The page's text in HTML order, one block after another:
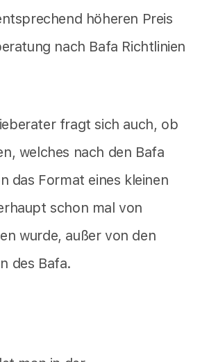
höheren Preis
nach Bafa Richtlinien
fragt sich auch, ob
welches nach den Bafa
das Format eines kleinen
schon mal von
wurde, außer von den
des Bafa.